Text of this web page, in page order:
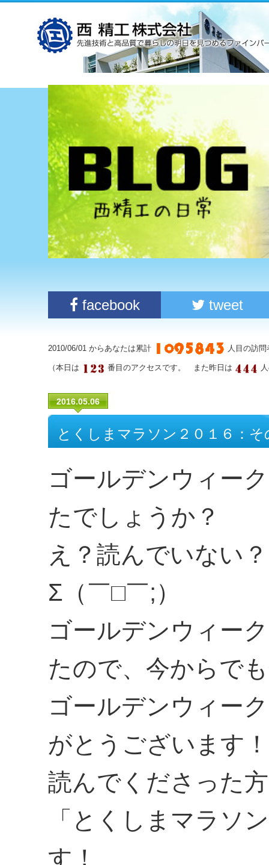
facebook tweet
2010/06/01 からあなたは累計 人目の訪
（本日は 番目のアクセスです。 また昨日は
2016.05.06
とくしまマラソン２０１６：
ゴールデンウィー
たでしょうか？
え？読んでいない？
Σ（￣□￣;）
ゴールデンウィー
たので、今からで
ゴールデンウィー
がとうございます！
読んでくださった
「とくしまマラソ
す！